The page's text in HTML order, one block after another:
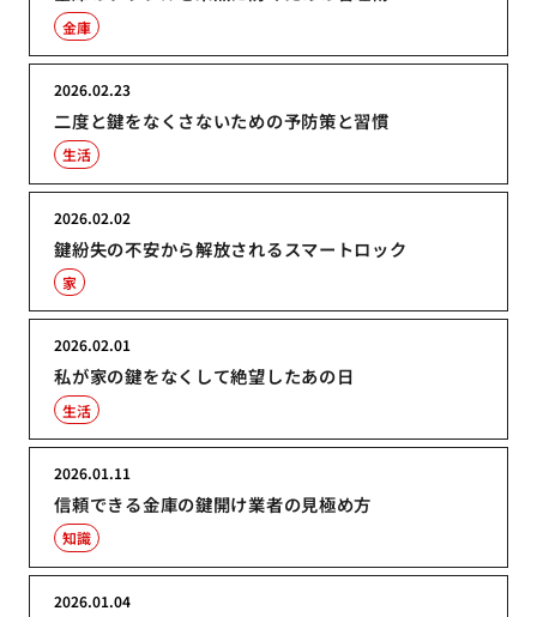
金庫
二度と鍵をなくさないための予防策と習慣
2026.02.23
生活
鍵紛失の不安から解放されるスマートロック
2026.02.02
家
私が家の鍵をなくして絶望したあの日
2026.02.01
生活
信頼できる金庫の鍵開け業者の見極め方
2026.01.11
知識
2026.01.04